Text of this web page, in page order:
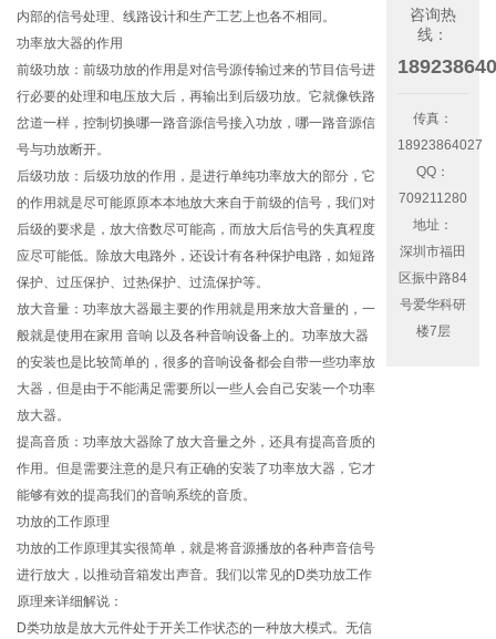
内部的信号处理、线路设计和生产工艺上也各不相同。
功率放大器的作用
前级功放：前级功放的作用是对信号源传输过来的节目信号进
行必要的处理和电压放大后，再输出到后级功放。它就像铁路
岔道一样，控制切换哪一路音源信号接入功放，哪一路音源信
号与功放断开。
后级功放：后级功放的作用，是进行单纯功率放大的部分，它
的作用就是尽可能原原本本地放大来自于前级的信号，我们对
后级的要求是，放大倍数尽可能高，而放大后信号的失真程度
应尽可能低。除放大电路外，还设计有各种保护电路，如短路
保护、过压保护、过热保护、过流保护等。
放大音量：功率放大器最主要的作用就是用来放大音量的，一
般就是使用在家用 音响 以及各种音响设备上的。功率放大器
的安装也是比较简单的，很多的音响设备都会自带一些功率放
大器，但是由于不能满足需要所以一些人会自己安装一个功率
放大器。
提高音质：功率放大器除了放大音量之外，还具有提高音质的
作用。但是需要注意的是只有正确的安装了功率放大器，它才
能够有效的提高我们的音响系统的音质。
功放的工作原理
功放的工作原理其实很简单，就是将音源播放的各种声音信号
进行放大，以推动音箱发出声音。我们以常见的D类功放工作
原理来详细解说：
D类功放是放大元件处于开关工作状态的一种放大模式。无信
咨询热
线：
传真：
18923864027
QQ：
709211280
地址：
深圳市福田
区振中路84
号爱华科研
楼7层